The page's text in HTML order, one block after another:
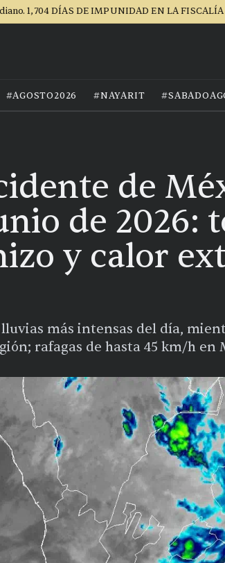
1,704 DÍAS DE IMPUNIDAD EN LA
#AGOSTO2026 #NAYARIT
de
de 2026:
y calor
más intensas del día,
rafagas de hasta 45 km/h en